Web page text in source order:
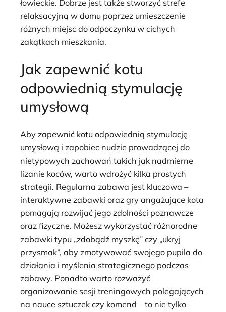
łowieckie. Dobrze jest także stworzyć strefę
relaksacyjną w domu poprzez umieszczenie
różnych miejsc do odpoczynku w cichych
zakątkach mieszkania.
Jak zapewnić kotu
odpowiednią stymulację
umysłową
Aby zapewnić kotu odpowiednią stymulację
umysłową i zapobiec nudzie prowadzącej do
nietypowych zachowań takich jak nadmierne
lizanie koców, warto wdrożyć kilka prostych
strategii. Regularna zabawa jest kluczowa –
interaktywne zabawki oraz gry angażujące kota
pomagają rozwijać jego zdolności poznawcze
oraz fizyczne. Możesz wykorzystać różnorodne
zabawki typu „zdobądź myszkę” czy „ukryj
przysmak”, aby zmotywować swojego pupila do
działania i myślenia strategicznego podczas
zabawy. Ponadto warto rozważyć
organizowanie sesji treningowych polegających
na nauce sztuczek czy komend – to nie tylko